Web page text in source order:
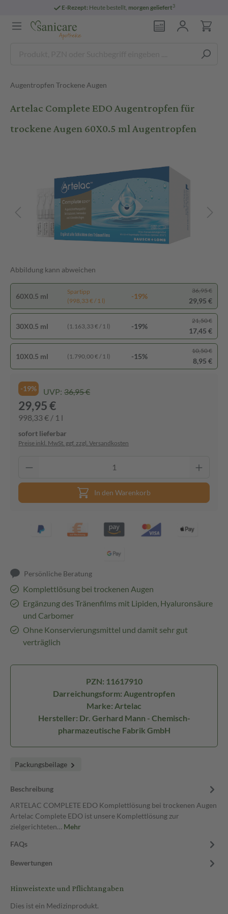
E-Rezept: Heute bestellt, morgen geliefert3
Augentropfen Trockene Augen
Artelac Complete EDO Augentropfen für
trockene Augen 60X0.5 ml Augentropfen
Abbildung kann abweichen
60X0.5 ml
Spartipp
(998,33 € / 1 l)
-19%
36,95 €
29,95 €
30X0.5 ml (1.163,33 € / 1 l) -19%
21,50 €
17,45 €
10X0.5 ml (1.790,00 € / 1 l) -15%
10,50 €
8,95 €
-19% UVP: 36,95 €
29,95 €
998,33 € / 1 l
sofort lieferbar
Preise inkl. MwSt. ggf. zzgl. Versandkosten
In den Warenkorb
Persönliche Beratung
Komplettlösung bei trockenen Augen
Ergänzung des Tränenfilms mit Lipiden, Hyaluronsäure
und Carbomer
Ohne Konservierungsmittel und damit sehr gut
verträglich
PZN: 11617910
Darreichungsform: Augentropfen
Marke: Artelac
Hersteller: Dr. Gerhard Mann - Chemisch-
pharmazeutische Fabrik GmbH
Packungsbeilage
Beschreibung
ARTELAC COMPLETE EDO Komplettlösung bei trockenen Augen
Artelac Complete EDO ist unsere Komplettlösung zur
zielgerichteten… Mehr
FAQs
Bewertungen
Hinweistexte und Pflichtangaben
Dies ist ein Medizinprodukt.